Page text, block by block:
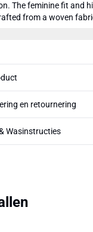
The feminine fit and
from a woven
and warmth while
size 36/S.
en retournering
Wasinstructies